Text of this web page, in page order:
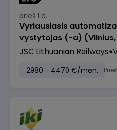
prieš 1 d.
Vyriausiasis
vystytojas (-a) (Vilnius,
JSC Lithuanian Railways
2980 - 4470 €/mėn.